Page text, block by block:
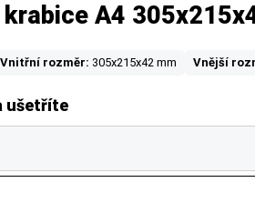
A4
Vnitřní rozměr: 305x215x42 mm Vnější
ušetříte